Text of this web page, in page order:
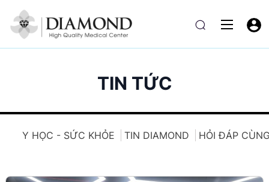
TIN TỨC
Y HỌC - SỨC KHỎE TIN DIAMOND HỎI ĐÁP